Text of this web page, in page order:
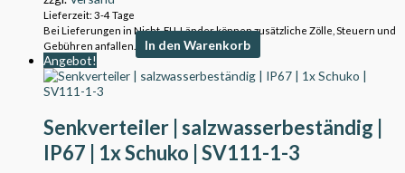
Lieferzeit: 3-4 Tage
Bei Lieferungen in Nicht-EU-Länder können zusätzliche Zölle, Steuern und
Gebühren anfallen.
In den Warenkorb
Angebot!
Senkverteiler | salzwasserbeständig |
IP67 | 1x Schuko | SV111-1-3